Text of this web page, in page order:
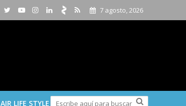
7 agosto, 2026
AIR LIFE STYLE